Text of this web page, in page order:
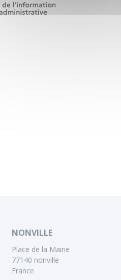
NONVILLE
Place de la Mairie
77140 nonville
France